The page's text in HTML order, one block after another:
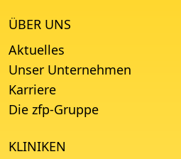
ÜBER UNS
Aktuelles
Unser Unternehmen
Karriere
Die zfp-Gruppe
KLINIKEN